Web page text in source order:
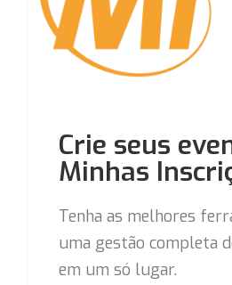
Crie seus
Minhas
Tenha as melhores
uma gestão completa
em um só lugar.